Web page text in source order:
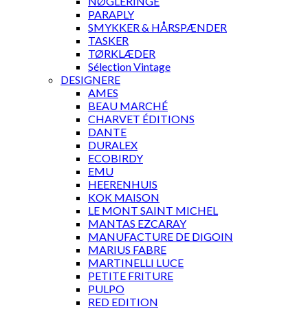
PARAPLY
SMYKKER & HÅRSPÆNDER
TASKER
TØRKLÆDER
Sélection Vintage
DESIGNERE
AMES
BEAU MARCHÉ
CHARVET ÉDITIONS
DANTE
DURALEX
ECOBIRDY
EMU
HEERENHUIS
KOK MAISON
LE MONT SAINT MICHEL
MANTAS EZCARAY
MANUFACTURE DE DIGOIN
MARIUS FABRE
MARTINELLI LUCE
PETITE FRITURE
PULPO
RED EDITION